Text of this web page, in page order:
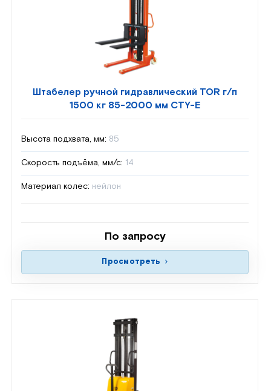
Штабелер ручной гидравлический TOR г/п
1500 кг 85-2000 мм CTY-E
Высота подхвата, мм: 85
Скорость подъёма, мм/с: 14
Материал колес: нейлон
По запросу
Просмотреть